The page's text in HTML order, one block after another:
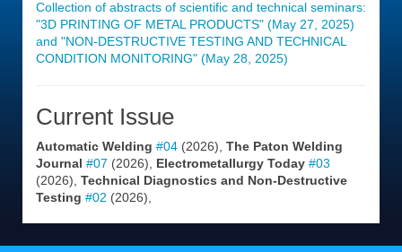
Collection of abstracts of scientific and technical seminars:
"3D PRINTING OF METAL PRODUCTS" (May 27, 2025)
and "NON-DESTRUCTIVE TESTING AND TECHNICAL
CONDITION MONITORING" (May 28, 2025)
Current Issue
Automatic Welding #04 (2026), The Paton Welding
Journal #07 (2026), Electrometallurgy Today #03
(2026), Technical Diagnostics and Non-Destructive
Testing #02 (2026),